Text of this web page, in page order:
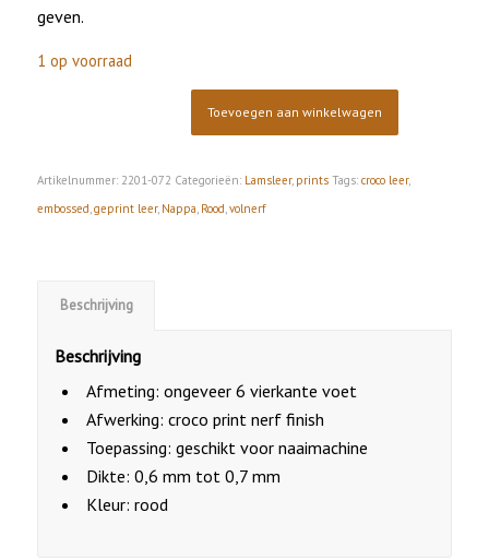
geven.
1 op voorraad
Toevoegen aan winkelwagen
Artikelnummer: 2201-072 Categorieën: Lamsleer, prints Tags: croco leer,
embossed,geprint leer, Nappa, Rood,volnerf
Beschrijving
Beschrijving
Afmeting: ongeveer 6 vierkante voet
Afwerking: croco print nerf finish
Toepassing: geschikt voor naaimachine
Dikte: 0,6 mm tot 0,7 mm
Kleur: rood